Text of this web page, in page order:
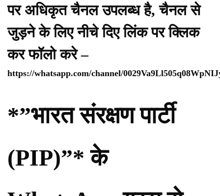
पर अधिकृत चैनल उपलब्ध है, चैनल से
जुड़ने के लिए नीचे दिए लिंक पर क्लिक
कर फॉलो करे –
https://whatsapp.com/channel/
*”भारत संरक्षण पार्टी
(PIP)”* के